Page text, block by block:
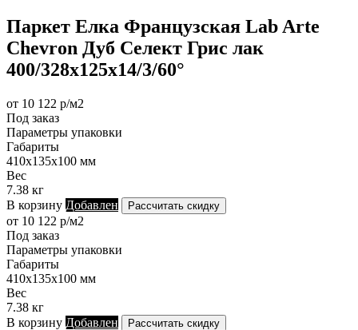
Паркет Елка Французская Lab Arte
Chevron Дуб Селект Грис лак
400/328х125х14/3/60°
от 10 122 р/м2
Под заказ
Параметры упаковки
Габариты
410х135х100 мм
Вес
7.38 кг
В корзину Добавлен Рассчитать скидку
от 10 122 р/м2
Под заказ
Параметры упаковки
Габариты
410х135х100 мм
Вес
7.38 кг
В корзину Добавлен Рассчитать скидку